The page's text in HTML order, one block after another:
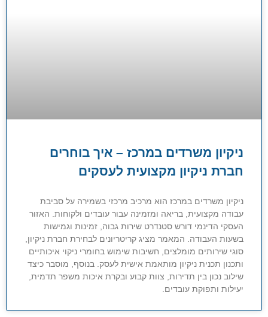
ניקיון משרדים במרכז – איך בוחרים
חברת ניקיון מקצועית לעסקים
ניקיון משרדים במרכז הוא מרכיב מרכזי בשמירה על סביבת
עבודה מקצועית, בריאה ומזמינה עבור עובדים ולקוחות. האזור
העסקי הדינמי דורש סטנדרט שירות גבוה, זמינות וגמישות
בשעות העבודה. המאמר מציג קריטריונים לבחירת חברת ניקיון,
סוגי שירותים מומלצים, חשיבות שימוש בחומרי ניקוי איכותיים
ותכנון תכנית ניקיון מותאמת אישית לעסק. בנוסף, מוסבר כיצד
שילוב נכון בין תדירות, צוות קבוע ובקרת איכות משפר תדמית,
יעילות ותפוקת עובדים.